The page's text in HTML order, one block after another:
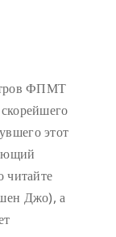
ФПМТ
этот
читайте
Джо), а